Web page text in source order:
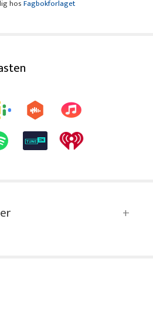
hosFagbokforlaget